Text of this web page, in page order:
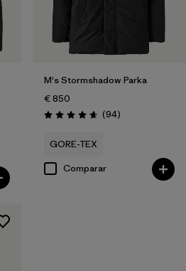
M's Stormshadow Parka
€ 850
Puntuación: 4.7 / 5
(94Reseñas
)
GORE-TEX
Comparar